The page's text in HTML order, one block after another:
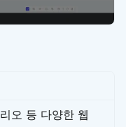
오 등 다양한 웹